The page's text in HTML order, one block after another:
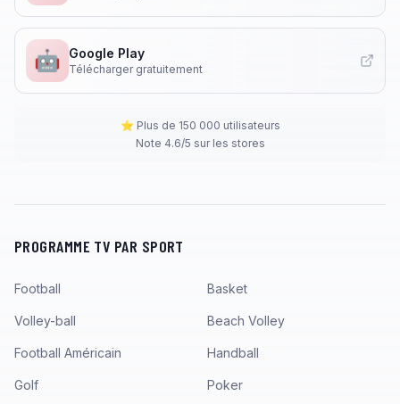
🤖 Google Play
Télécharger gratuitement
⭐ Plus de 150 000 utilisateurs
Note 4.6/5 sur les stores
PROGRAMME TV PAR SPORT
Football Basket
Volley-ball Beach Volley
Football Américain Handball
Golf Poker